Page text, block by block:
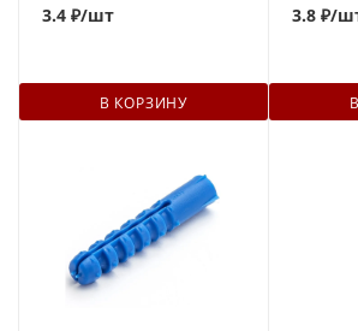
3.4 ₽/шт
В КОРЗИНУ
3.8 ₽/